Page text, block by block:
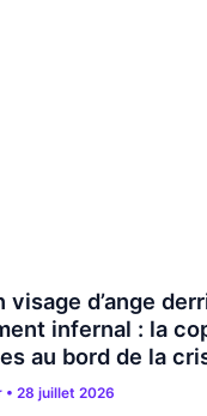
visage d’ange
infernal : la
au bord de la
•28 juillet 2026